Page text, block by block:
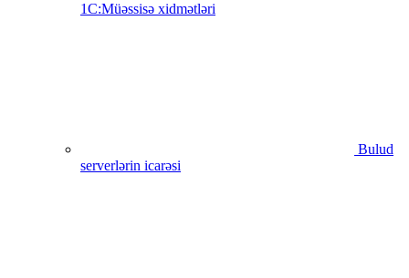
1C:Müəssisə xidmətləri
Bulud
serverlərin icarəsi